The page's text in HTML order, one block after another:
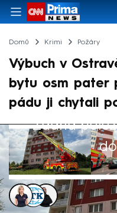
Domů Krimi Požáry
Výbuch v
bytu osm pater
pádu ji chytali
Žádná
Markéta
Akt. 7. kvě 2025,